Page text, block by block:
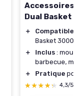
Accessoires
Dual Basket
＋ Compatible
Basket 3000
＋
Inclus : moule
barbecue,
＋
Pratique
★★★★★
★★★★★ 4,3/5